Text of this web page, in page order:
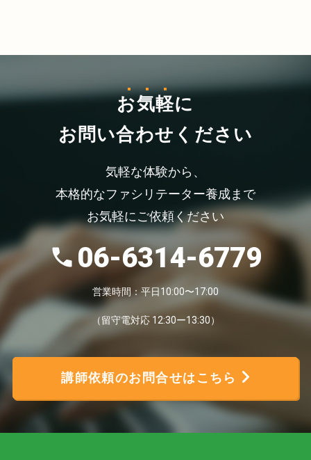
お気軽に
お問い合わせください
気軽な体験から、
本格的なファシリテーター養成まで
お気軽にご依頼ください
06-6314-6779
営業時間：平日10:00〜17:00
（留守電対応 12:30ー13:30）
講師依頼のお問合せはこちら